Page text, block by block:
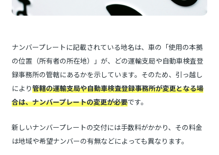
ナンバープレートに記載されている地名は、車の「使用の本拠
の位置（所有者の所在地）」が、どの運輸支局や自動車検査登
録事務所の管轄にあるかを示しています。そのため、引っ越し
により管轄の運輸支局や自動車検査登録事務所が変更となる場
合は、ナンバープレートの変更が必要です。
新しいナンバープレートの交付には手数料がかかり、その料金
は地域や希望ナンバーの有無などによっても異なります。